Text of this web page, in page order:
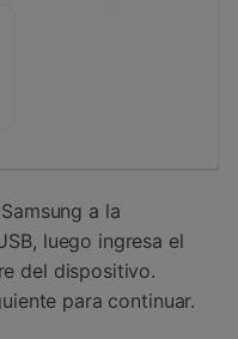
a la
luego ingresa el
del dispositivo.
para continuar.